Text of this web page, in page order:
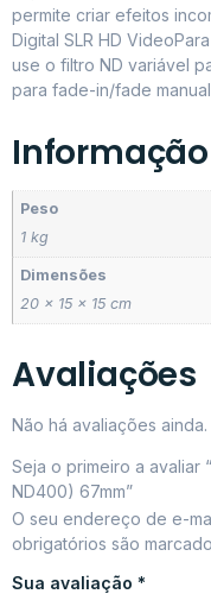
permite criar efeitos
Digital SLR HD
use o filtro ND variável
para fade-in/fade
Peso
1 kg
Dimensões
20 × 15 × 15 cm
Avaliações
Não há avaliações ainda.
Seja o primeiro a avaliar
ND400) 67mm”
O seu endereço de e-
obrigatórios são
Sua avaliação *